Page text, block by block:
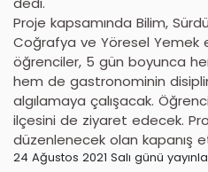
Proje kapsamında Bilim,
Coğrafya ve Yöresel Yemek
öğrenciler, 5 gün boyunca
hem de gastronominin
algılamaya çalışacak.
ilçesini de ziyaret edecek.
düzenlenecek olan kapanış
24 Ağustos 2021 Salı günü